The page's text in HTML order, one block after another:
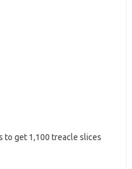
to get 1,100 treacle slices